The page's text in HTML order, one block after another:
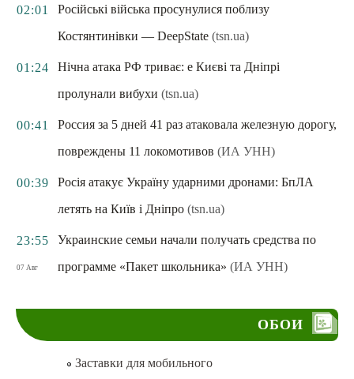
02:01
Російські війська просунулися поблизу
Костянтинівки — DeepState (tsn.ua)
01:24
Нічна атака РФ триває: e Києві та Дніпрі
пролунали вибухи (tsn.ua)
00:41
Россия за 5 дней 41 раз атаковала железную дорогу,
повреждены 11 локомотивов (ИА УНН)
00:39
Росія атакує Україну ударними дронами: БпЛА
летять на Київ і Дніпро (tsn.ua)
23:55
07 Авг
Украинские семьи начали получать средства по
программе «Пакет школьника» (ИА УНН)
ОБОИ
Заставки для мобильного